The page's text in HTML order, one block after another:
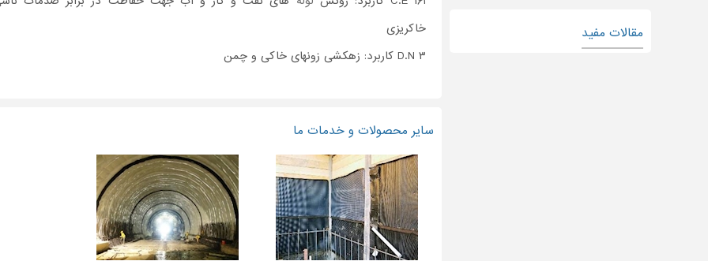
خاکریزی
D.N ۳ کاربرد: زهکشی زونهای خاکی و چمن
سایر محصولات و خدمات ما
مقالات مفید